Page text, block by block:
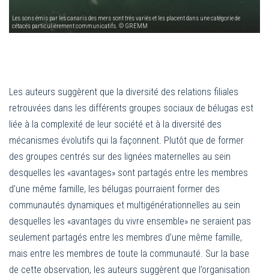
Les sons émis par les canaris des mers sont très variés et les placent dans une catégorie de
cétacés particulièrement communicatifs. © GREMM
Les auteurs suggèrent que la diversité des relations filiales
retrouvées dans les différents groupes sociaux de bélugas est
liée à la complexité de leur société et à la diversité des
mécanismes évolutifs qui la façonnent. Plutôt que de former
des groupes centrés sur des lignées maternelles au sein
desquelles les «avantages» sont partagés entre les membres
d’une même famille, les bélugas pourraient former des
communautés dynamiques et multigénérationnelles au sein
desquelles les «avantages du vivre ensemble» ne seraient pas
seulement partagés entre les membres d’une même famille,
mais entre les membres de toute la communauté. Sur la base
de cette observation, les auteurs suggèrent que l’organisation